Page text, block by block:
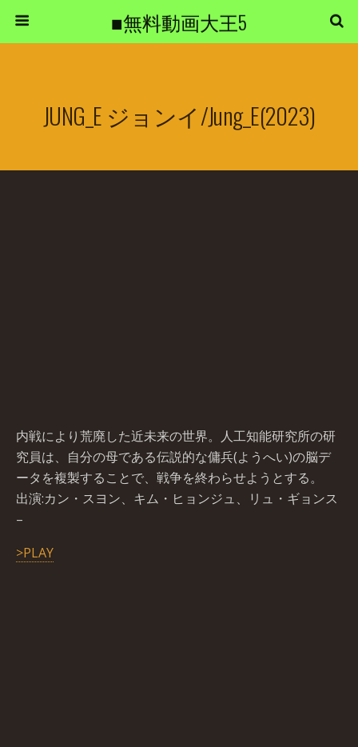
■無料動画大王5
JUNG_E ジョンイ/Jung_E(2023)
内戦により荒廃した近未来の世界。人工知能研究所の研
究員は、自分の母である伝説的な傭兵(ようへい)の脳デ
ータを複製することで、戦争を終わらせようとする。
出演:カン・スヨン、キム・ヒョンジュ、リュ・ギョンス
–
>PLAY